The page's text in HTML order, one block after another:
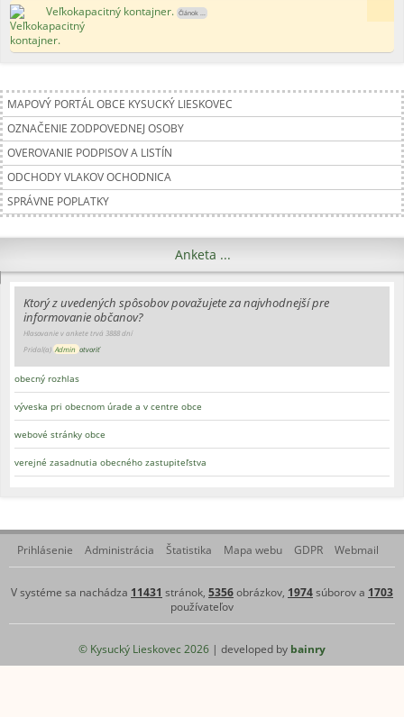
Veľkokapacitný kontajner. Článok ...
MAPOVÝ PORTÁL OBCE KYSUCKÝ LIESKOVEC
OZNAČENIE ZODPOVEDNEJ OSOBY
OVEROVANIE PODPISOV A LISTÍN
ODCHODY VLAKOV OCHODNICA
SPRÁVNE POPLATKY
Anketa ...
Ktorý z uvedených spôsobov považujete za najvhodnejší pre
informovanie občanov?
Hlasovanie v ankete trvá 3888 dní
Pridal(a) Admin otvoriť
obecný rozhlas
výveska pri obecnom úrade a v centre obce
webové stránky obce
verejné zasadnutia obecného zastupiteľstva
Prihlásenie Administrácia Štatistika Mapa webu GDPR Webmail
V systéme sa nachádza 11431 stránok, 5356obrázkov, 1974súborov a 1703
používateľov
© Kysucký Lieskovec 2026 | developed by bainry